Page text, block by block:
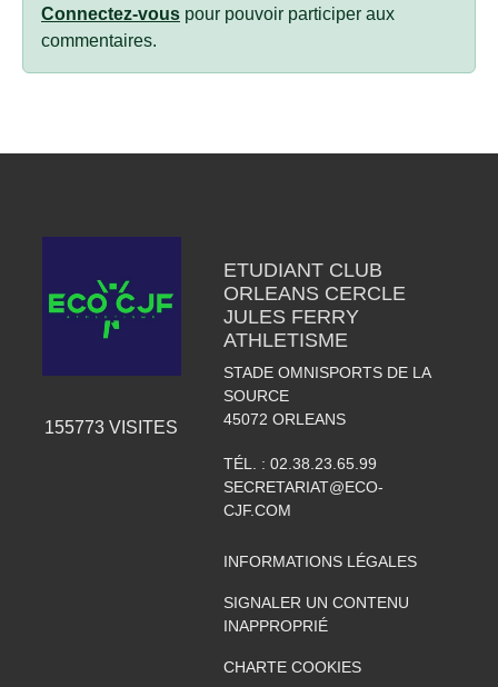
Connectez-vous pour pouvoir participer aux
commentaires.
155773 VISITES
ETUDIANT CLUB
ORLEANS CERCLE
JULES FERRY
ATHLETISME
STADE OMNISPORTS DE LA
SOURCE
45072 ORLEANS
TÉL. : 02.38.23.65.99
SECRETARIAT@ECO-
CJF.COM
INFORMATIONS LÉGALES
SIGNALER UN CONTENU
INAPPROPRIÉ
CHARTE COOKIES